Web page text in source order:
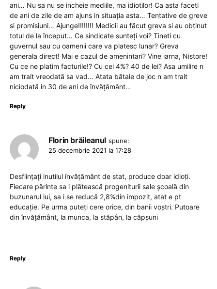
ani… Nu sa nu se incheie mediile, ma idiotilor! Ca asta faceti
de ani de zile de am ajuns in situația asta… Tentative de greve
si promisiuni… Ajunge!!!!!!!! Medicii au făcut greva si au obținut
totul de la început… Ce sindicate sunteți voi? Tineti cu
guvernul sau cu oamenii care va platesc lunar? Greva
generala direct! Mai e cazul de amenintari? Vine iarna, Nistore!
Cu ce ne platim facturile!? Cu cei 4%? 40 de lei? Asa umilire n
am trait vreodată sa vad… Atata bătaie de joc n am trait
niciodată in 30 de ani de învățământ…
Reply
Florin brăileanul spune:
25 decembrie 2021 la 17:28
Desființați inutilul învățământ de stat, produce doar idioți.
Fiecare părinte sa i plătească progeniturii sale școală din
buzunarul lui, sa i se reducă 2,8%din impozit, atat e pt
educație. Pe urma puteți cere orice, din banii voștri. Putoare
din învățământ, la munca, la stăpân, la căpșuni
Reply